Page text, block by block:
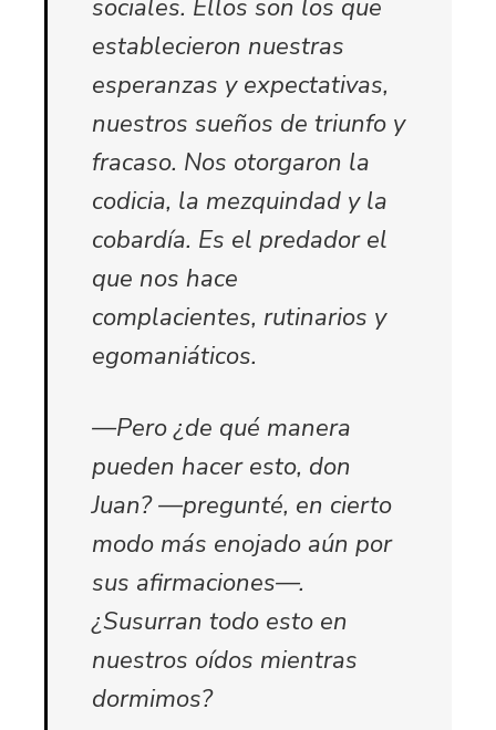
sociales. Ellos son los que
establecieron nuestras
esperanzas y expectativas,
nuestros sueños de triunfo y
fracaso. Nos otorgaron la
codicia, la mezquindad y la
cobardía. Es el predador el
que nos hace
complacientes, rutinarios y
egomaniáticos.
—Pero ¿de qué manera
pueden hacer esto, don
Juan? —pregunté, en cierto
modo más enojado aún por
sus afirmaciones—.
¿Susurran todo esto en
nuestros oídos mientras
dormimos?